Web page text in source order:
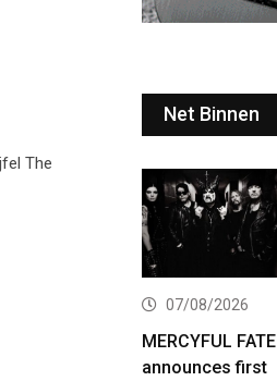
The
Net Binnen
07/08/2026
MERCYFUL FATE
announces first